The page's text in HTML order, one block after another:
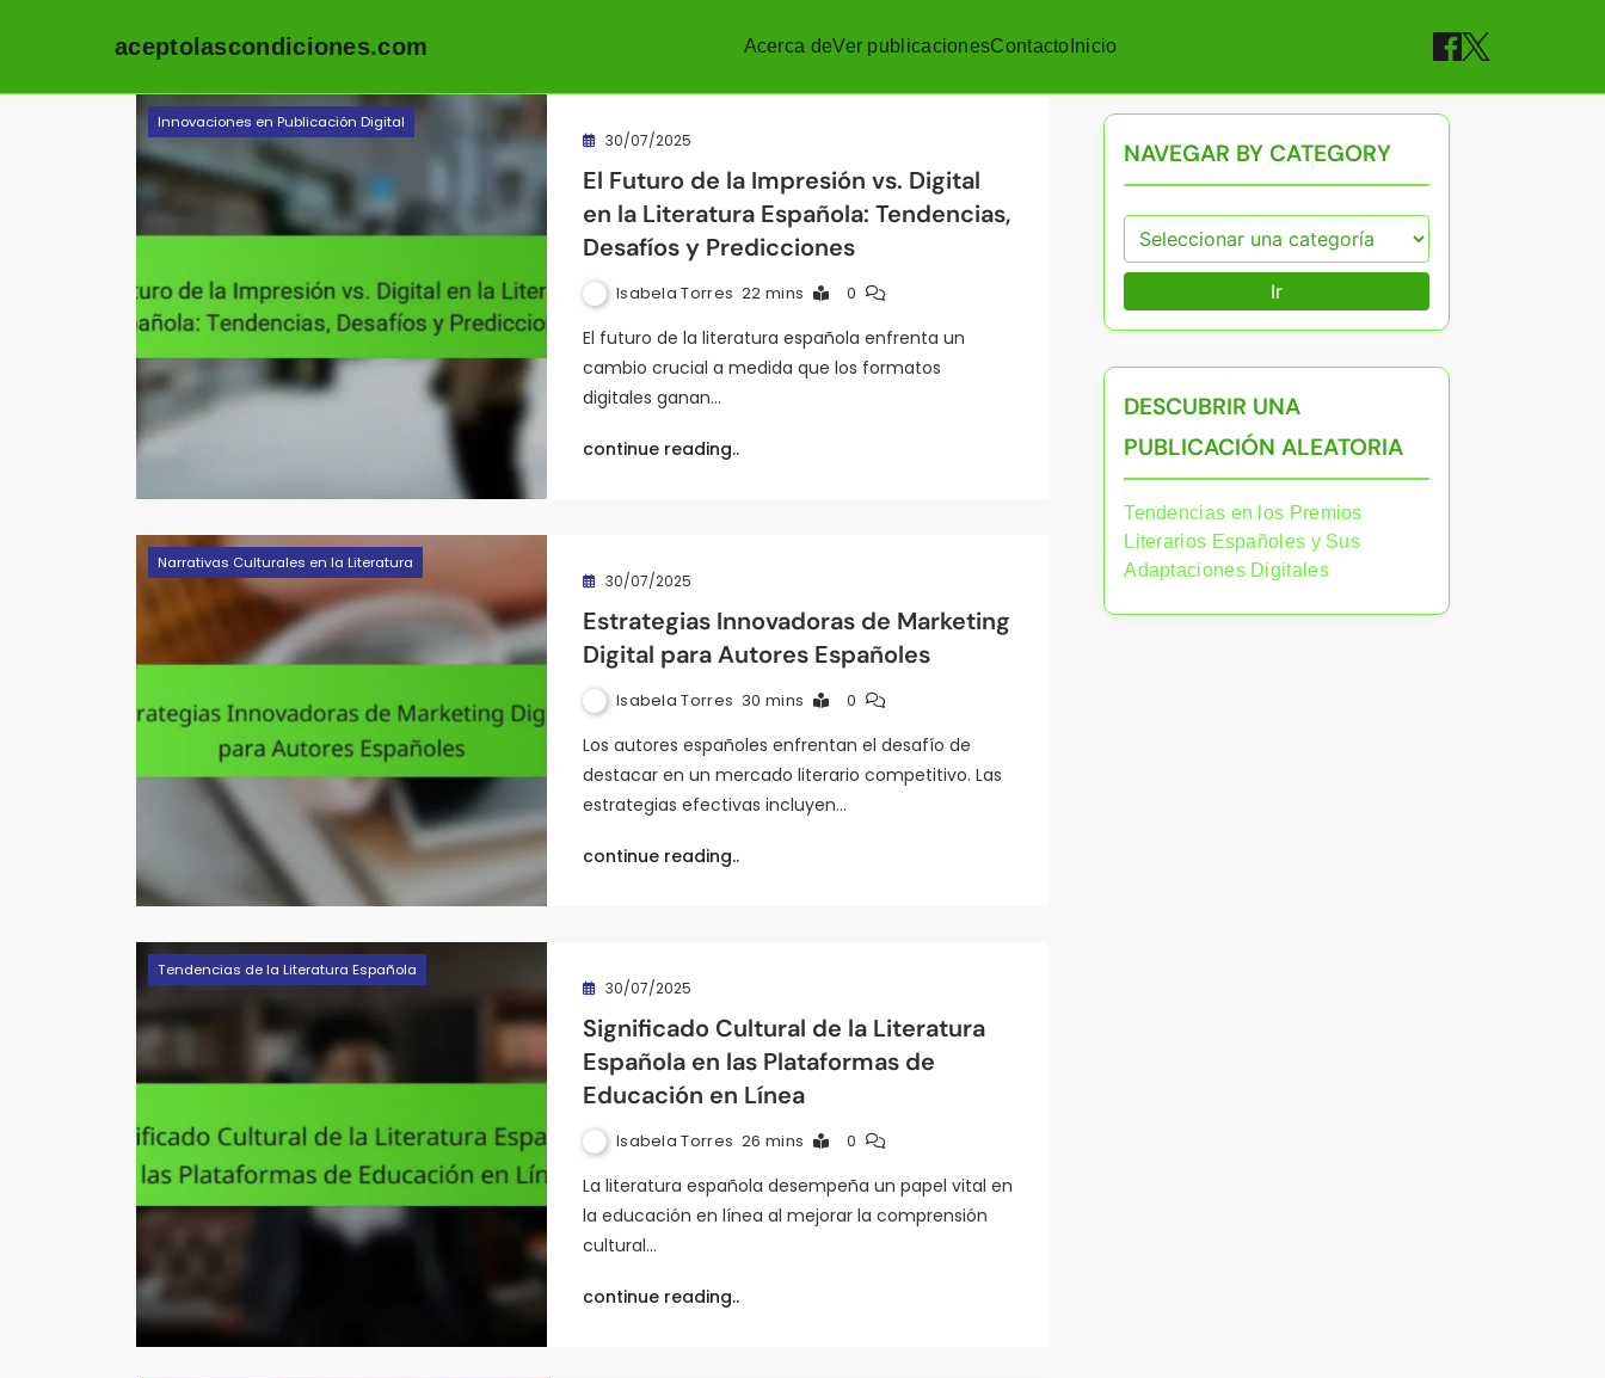
aceptolascondiciones.com Acerca deVer publicacionesContacto Inicio
Innovaciones en Publicación Digital
30/07/2025
El Futuro de la Impresión vs. Digital
en la Literatura Española: Tendencias,
Desafíos y Predicciones
Isabela Torres 22 mins 0
El futuro de la literatura española enfrenta un
cambio crucial a medida que los formatos
digitales ganan…
continue reading..
Narrativas Culturales en la Literatura
30/07/2025
Estrategias Innovadoras de Marketing
Digital para Autores Españoles
Isabela Torres 30 mins 0
Los autores españoles enfrentan el desafío de
destacar en un mercado literario competitivo. Las
estrategias efectivas incluyen…
continue reading..
Tendencias de la Literatura Española
30/07/2025
Significado Cultural de la Literatura
Española en las Plataformas de
Educación en Línea
Isabela Torres 26 mins 0
La literatura española desempeña un papel vital en
la educación en línea al mejorar la comprensión
cultural…
continue reading..
NAVEGAR BY CATEGORY
Ir
DESCUBRIR UNA
PUBLICACIÓN ALEATORIA
Tendencias en los Premios
Literarios Españoles y Sus
Adaptaciones Digitales